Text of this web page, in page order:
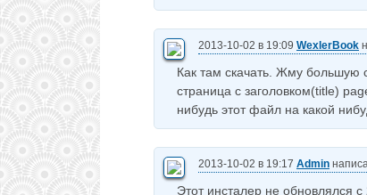
2013-10-02 в 19:09 WexlerBook
Как там скачать. Жму большую
страница с загoловком(title)
нибудь этот файл на какой
2013-10-02 в 19:17 Admin
Этот инсталер не обновлялся